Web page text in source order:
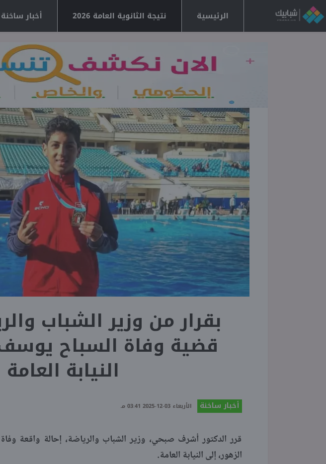
الرئيسية نتيجة الثانوية العامة 2026 أخبار ساخنة
بقرار من وزير الشباب
قضية وفاة السباح
النيابة العامة
أخبار ساخنة الأربعاء 03-12-2025 03:41 مـ
قرر الدكتور أشرف صبحي، وزير الشباب والرياضة، إحالة واقعة
الزهور، إلى النيابة العامة.